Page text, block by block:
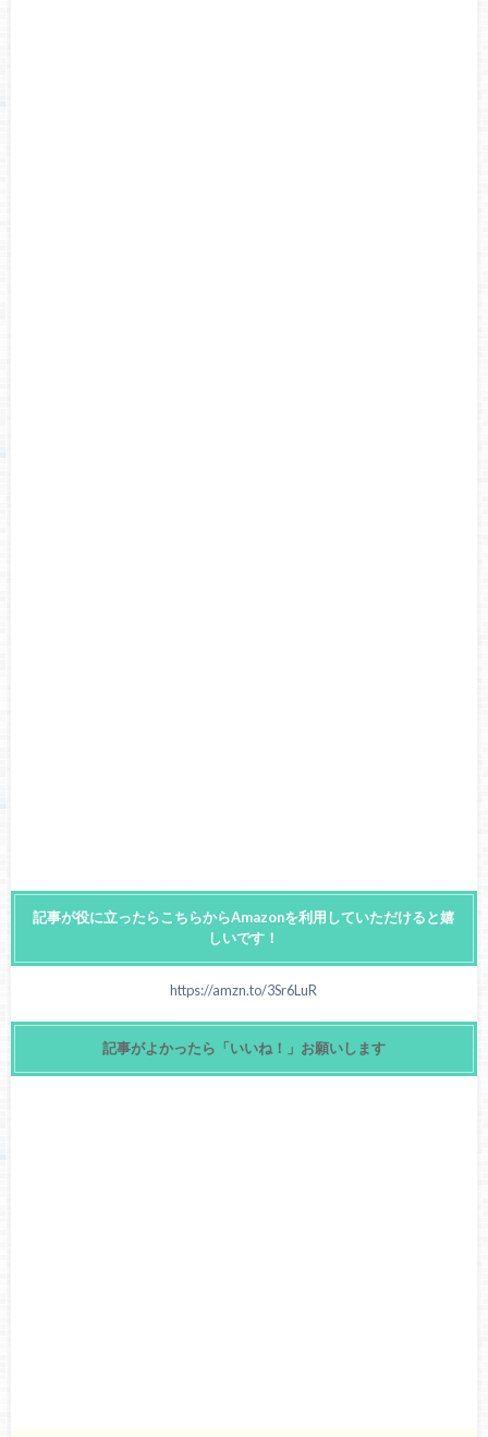
記事が役に立ったらこちらからAmazonを利用していただけると嬉
しいです！
https://amzn.to/3Sr6LuR
記事がよかったら「いいね！」お願いします